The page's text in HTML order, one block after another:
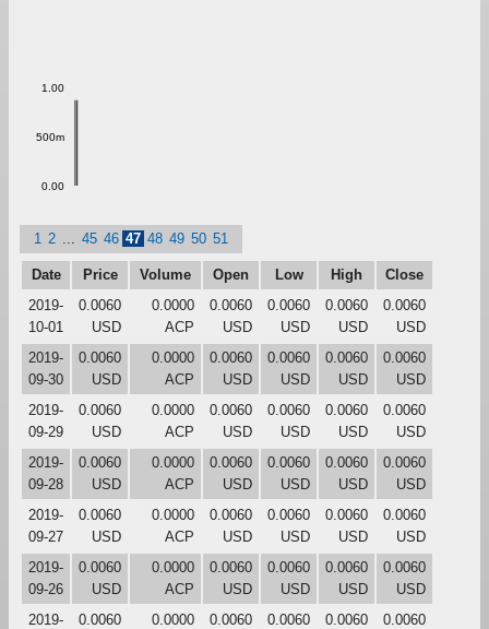
0.00
500m
1.00
1 2 45 46 47 48 49 50 51
Date Price Volume Open Low High
Close
2019-
10-01
0.0060
USD
0.0000
ACP
0.0060
USD
0.0060
USD
0.0060
USD
0.0060
USD
2019-
09-30
0.0060
USD
0.0000
ACP
0.0060
USD
0.0060
USD
0.0060
USD
0.0060
USD
2019-
09-29
0.0060
USD
0.0000
ACP
0.0060
USD
0.0060
USD
0.0060
USD
0.0060
USD
2019-
09-28
0.0060
USD
0.0000
ACP
0.0060
USD
0.0060
USD
0.0060
USD
0.0060
USD
2019-
09-27
0.0060
USD
0.0000
ACP
0.0060
USD
0.0060
USD
0.0060
USD
0.0060
USD
2019-
09-26
0.0060
USD
0.0000
ACP
0.0060
USD
0.0060
USD
0.0060
USD
0.0060
USD
2019-
0.0060
0.0000
0.0060
0.0060
0.0060
0.0060